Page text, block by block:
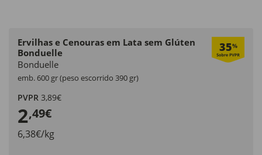
Ervilhas e Cenouras em Lata sem Glúten
Bonduelle
35%
Bonduelle
emb. 600 gr (peso escorrido 390 gr)
PVPR 3,89€
2,49€
6,38€/kg